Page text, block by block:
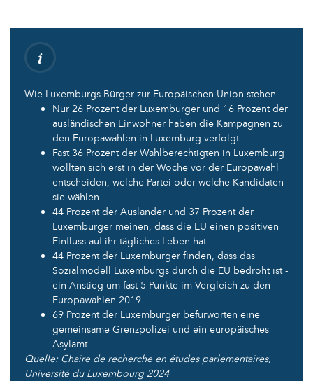
Wie Luxemburgs Bürger zur Europäischen Union stehen
Nur 26 Prozent der Luxemburger und 16 Prozent der
ausländischen Einwohner haben die Kampagnen zu
den Europawahlen in Luxemburg verfolgt.
Fast 36 Prozent der Wahlberechtigten in Luxemburg
wollten sich erst in der Woche vor der Europawahl
entscheiden, welche Partei oder welche Kandidaten
sie wählen.
44 Prozent der Ausländer und 37 Prozent der
Luxemburger meinen, dass die EU einen positiven
Einfluss auf ihr tägliches Leben hat.
44 Prozent der Luxemburger finden, dass das
Sozialmodell Luxemburgs durch die EU bedroht ist -
ein Anstieg um fast 5 Punkte im Vergleich zu den
Europawahlen 2019.
69 Prozent der Luxemburger befürworten eine
gemeinsame Grenzpolizei und ein europäisches
Asylamt.
Quelle: Chaire de recherche en études parlementaires,
Université du Luxembourg 2024